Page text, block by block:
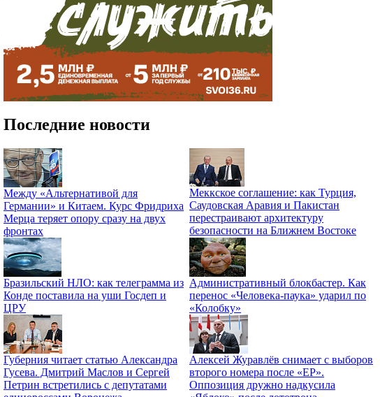
Последние новости
Между «Альтернативой для
Германии» и Китаем. Курс Фридриха
Мерца теряет опору сразу на двух
фронтах
Меккское соглашение: как Турция,
Саудовская Аравия и Пакистан
перестраивают архитектуру
безопасности на Ближнем Востоке
Бразильский НЛО: как телеграмма из
Конде поставила на уши Госдеп и
ЦРУ
Административный блокбастер. Как
перенос «Человека-паука» ударил по
«Колобку»
Губерния читает статью Александра
Гусева. Дмитрий Маслов и Сергей
Петрин встретились с депутатами
Алексей Журавлёв снимает с выборов
второго номера после «ЕР».
Оппозиция дружно надкусила